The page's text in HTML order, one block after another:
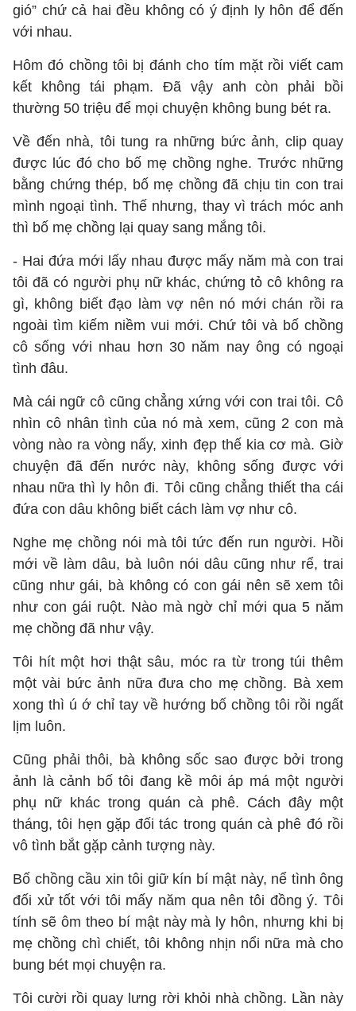
gió” chứ cả hai đều không có ý định ly hôn để đến
với nhau.
Hôm đó chồng tôi bị đánh cho tím mặt rồi viết cam
kết không tái phạm. Đã vậy anh còn phải bồi
thường 50 triệu để mọi chuyện không bung bét ra.
Về đến nhà, tôi tung ra những bức ảnh, clip quay
được lúc đó cho bố mẹ chồng nghe. Trước những
bằng chứng thép, bố mẹ chồng đã chịu tin con trai
mình ngoại tình. Thế nhưng, thay vì trách móc anh
thì bố mẹ chồng lại quay sang mắng tôi.
- Hai đứa mới lấy nhau được mấy năm mà con trai
tôi đã có người phụ nữ khác, chứng tỏ cô không ra
gì, không biết đạo làm vợ nên nó mới chán rồi ra
ngoài tìm kiếm niềm vui mới. Chứ tôi và bố chồng
cô sống với nhau hơn 30 năm nay ông có ngoại
tình đâu.
Mà cái ngữ cô cũng chẳng xứng với con trai tôi. Cô
nhìn cô nhân tình của nó mà xem, cũng 2 con mà
vòng nào ra vòng nấy, xinh đẹp thế kia cơ mà. Giờ
chuyện đã đến nước này, không sống được với
nhau nữa thì ly hôn đi. Tôi cũng chẳng thiết tha cái
đứa con dâu không biết cách làm vợ như cô.
Nghe mẹ chồng nói mà tôi tức đến run người. Hồi
mới về làm dâu, bà luôn nói dâu cũng như rể, trai
cũng như gái, bà không có con gái nên sẽ xem tôi
như con gái ruột. Nào mà ngờ chỉ mới qua 5 năm
mẹ chồng đã như vậy.
Tôi hít một hơi thật sâu, móc ra từ trong túi thêm
một vài bức ảnh nữa đưa cho mẹ chồng. Bà xem
xong thì ú ớ chỉ tay về hướng bố chồng tôi rồi ngất
lịm luôn.
Cũng phải thôi, bà không sốc sao được bởi trong
ảnh là cảnh bố tôi đang kề môi áp má một người
phụ nữ khác trong quán cà phê. Cách đây một
tháng, tôi hẹn gặp đối tác trong quán cà phê đó rồi
vô tình bắt gặp cảnh tượng này.
Bố chồng cầu xin tôi giữ kín bí mật này, nể tình ông
đối xử tốt với tôi mấy năm qua nên tôi đồng ý. Tôi
tính sẽ ôm theo bí mật này mà ly hôn, nhưng khi bị
mẹ chồng chì chiết, tôi không nhịn nổi nữa mà cho
bung bét mọi chuyện ra.
Tôi cười rồi quay lưng rời khỏi nhà chồng. Lần này